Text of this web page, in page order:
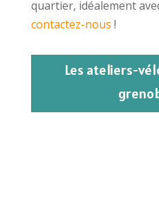
quartier, idéalement
contactez-nous !
Les ateliers-